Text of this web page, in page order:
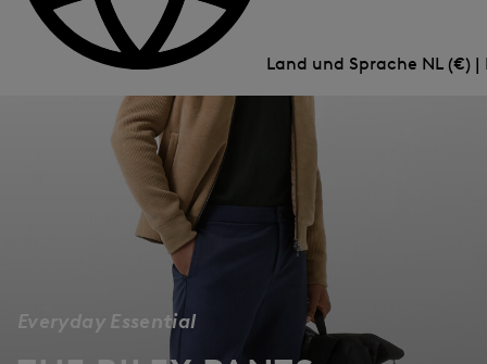
Land und Sprache NL (€) |
Everyday Essential